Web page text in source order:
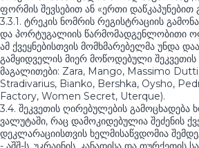
ფორმის შევსებით ან «ერთი დაწკაპუნებით
3.3.1. ტრეკის ნომრის რეგისტრაციის
და პორტუგალიის წარმომადგენლობითი
ამ ქვეყნებისთვის მომხმარებელმა უნდა
გამყიდველის მიერ მოწოდებული შეკვეთის
მაგალითები: Zara, Mango, Massimo
Stradivarius, Bianko, Bershka, Oysho,
Factory, Women Secret, Uterque).
3.4. შეკვეთის ღირებულების გამოცხადება
ვალუტაში, რაც დამოკიდებულია შეძენის
დეკლარაციისთვის ხელმისაწვდომია